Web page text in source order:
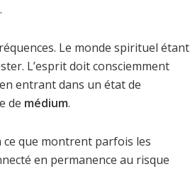
Le monde spirituel étant
L’esprit doit consciemment
entrant dans un état de
de médium.
que montrent parfois les
en permanence au risque